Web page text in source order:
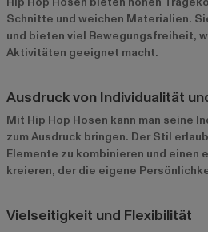
Schnitte und weichen Materialien.
und bieten viel Bewegungsfreiheit,
Aktivitäten geeignet macht.
Ausdruck von Individualität
Mit Hip Hop Hosen kann man seine
zum Ausdruck bringen. Der Stil
Elemente zu kombinieren und einen
kreieren, der die eigene
Vielseitigkeit und Flexibilität